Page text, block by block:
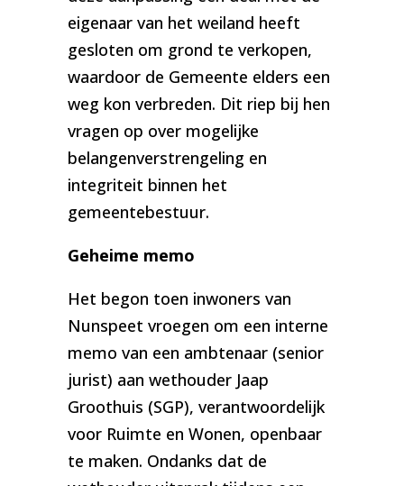
eigenaar van het weiland heeft
gesloten om grond te verkopen,
waardoor de Gemeente elders een
weg kon verbreden. Dit riep bij hen
vragen op over mogelijke
belangenverstrengeling en
integriteit binnen het
gemeentebestuur.
Geheime memo
Het begon toen inwoners van
Nunspeet vroegen om een interne
memo van een ambtenaar (senior
jurist) aan wethouder Jaap
Groothuis (SGP), verantwoordelijk
voor Ruimte en Wonen, openbaar
te maken. Ondanks dat de